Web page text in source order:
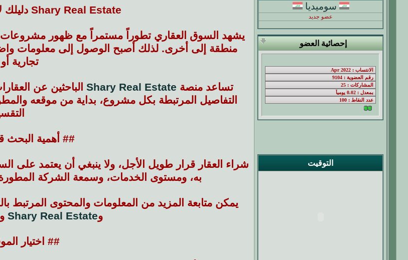
سوميديا
عضو جديد
إحصائية العضو
التوقيت
Shary Real Estate دليلك لاتخاذ قرار عقاري مدروس
يشهد السوق العقاري تطوراً مستمراً مع ظهور مشروعات
منطقة إلى أخرى. لذلك أصبح الوصول إلى معلومات
تجارية
تساعد منصة Shary Real Estate الباحثين عن
التفاصيل المرتبطة بكل مشروع، بداية من موقعه
## أهمية البحث
شراء العقار قرار طويل الأجل، ولا ينبغي أن يعتمد
به، ومستوى الخدمات، وسمعة الشركة
يمكن متابعة المزيد من المعلومات والمحتوى
وShary Real Estate و
## اختيار